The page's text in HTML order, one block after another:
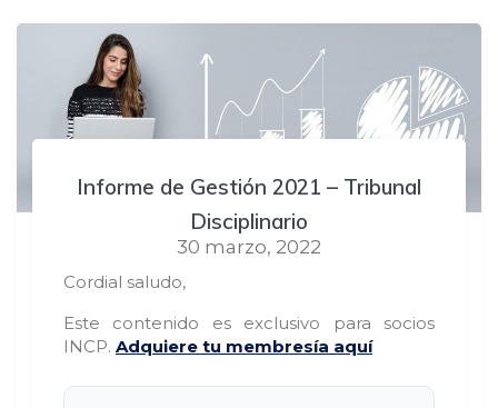
Informe de Gestión 2021 – Tribunal
Disciplinario
30 marzo, 2022
Cordial saludo,
Este contenido es exclusivo para socios
INCP. Adquiere tu membresía aquí